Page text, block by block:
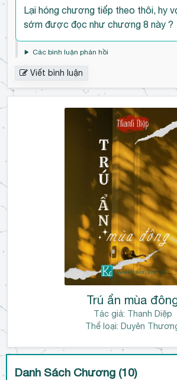
ầ
b
Lại hóng chương tiếp theo thôi, hy
sớm được đọc như chương 8 này ?
Các bình luận phản hồi
Viết bình luận
Trú ẩn mùa
Tác giả: Thanh Diệp
Thể loại: Duyên
Danh Sách Chương (10)